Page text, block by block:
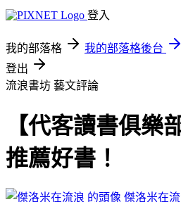
登入
我的部落格 我的部落格後台
登出
流浪書坊 藝文評論
【代客讀書俱樂
推薦好書！
傑洛米在